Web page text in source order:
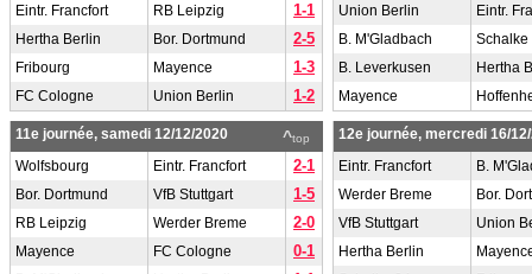
Eintr. Francfort RB Leipzig 1-1
Hertha Berlin Bor. Dortmund 2-5
Fribourg Mayence 1-3
FC Cologne Union Berlin 1-2
Union Berlin
Eintr.
B. M'Gladbach
Schalke
B. Leverkusen
Hertha
Mayence
^top
11e journée, samedi 12/12/2020
Wolfsbourg
Eintr. Francfort 2-1
Bor. Dortmund VfB Stuttgart 1-5
RB Leipzig Werder Breme 2-0
Mayence FC Cologne 0-1
12e journée, mercredi 16/
Eintr. Francfort
B.
Werder Breme
Bor.
VfB Stuttgart
Union
Hertha Berlin